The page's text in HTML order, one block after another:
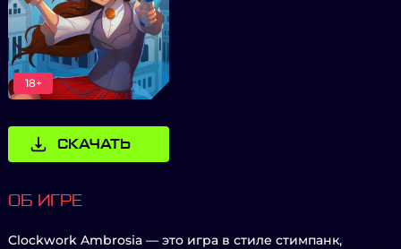
18+
СКАЧАТЬ
ОБ ИГРЕ
Clockwork Ambrosia — это игра в стиле стимпанк,